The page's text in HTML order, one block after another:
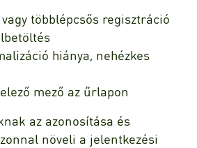
többlépcsős regisztráció
hiánya, nehézkes
mező az űrlapon
az azonosítása és
növeli a jelentkezési